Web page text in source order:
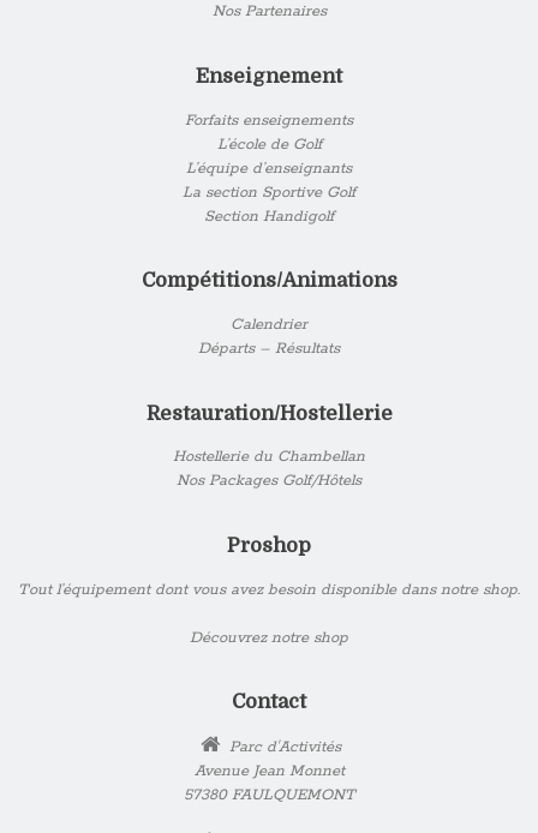
Nos Partenaires
Enseignement
Forfaits enseignements
L’école de Golf
L’équipe d’enseignants
La section Sportive Golf
Section Handigolf
Compétitions/Animations
Calendrier
Départs – Résultats
Restauration/Hostellerie
Hostellerie du Chambellan
Nos Packages Golf/Hôtels
Proshop
Tout l’équipement dont vous avez besoin disponible dans notre shop.
Découvrez notre shop
Contact
Parc d'Activités
Avenue Jean Monnet
57380 FAULQUEMONT